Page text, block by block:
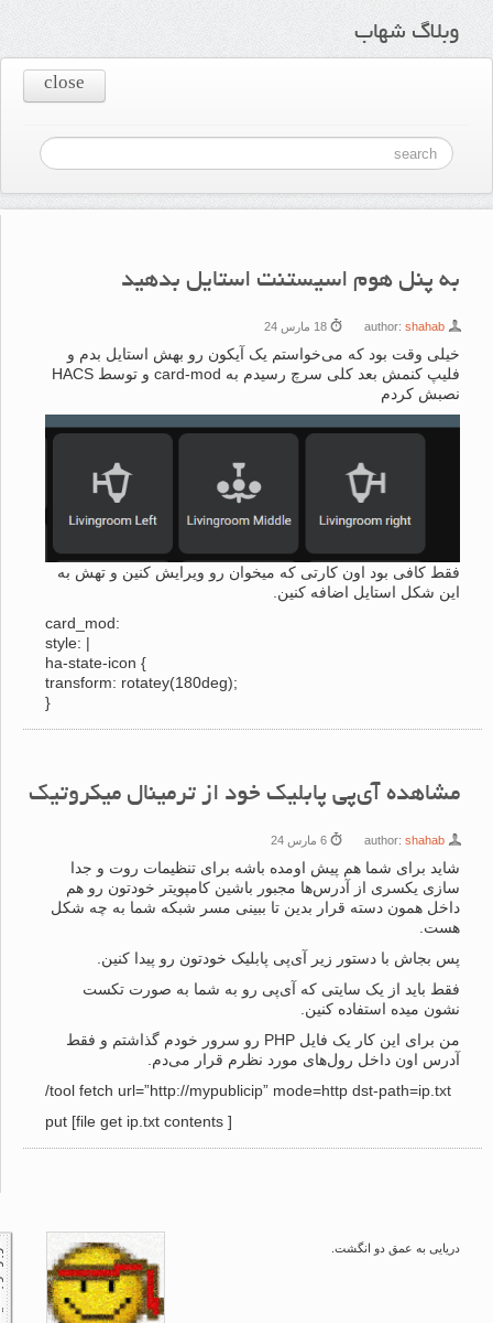
وبلاگ شهاب
close
به پنل هوم اسیستنت استایل بدهید
author:shahab
خیلی وقت بود که می‌خواستم یک آیکون رو بهش استایل بدم و
فلیپ کنمش بعد کلی سرچ رسیدم به card-mod و توسط HACS
نصبش کردم
فقط کافی بود اون کارتی که میخوان رو ویرایش کنین و تهش به
این شکل استایل اضافه کنین.
card_mod:
style: |
ha-state-icon {
transform: rotatey(180deg);
مشاهده آی‌پی پابلیک خود از ترمینال میکروتیک
author:shahab
شاید برای شما هم پیش اومده باشه برای تنظیمات روت و جدا
سازی یکسری از آدرس‌ها مجبور باشین کامپویتر خودتون رو هم
داخل همون دسته قرار بدین تا ببینی مسر شبکه شما به چه شکل
هست.
پس بجاش با دستور زیر آی‌پی پابلیک خودتون رو پیدا کنین.
فقط باید از یک سایتی که آی‌پی رو به شما به صورت تکست
نشون میده استفاده کنین.
من برای این کار یک فایل PHP رو سرور خودم گذاشتم و فقط
آدرس اون داخل رول‌های مورد نظرم قرار می‌دم.
/tool fetch url=”http://mypublicip” mode=http dst-path=ip.txt
put [file get ip.txt contents ]
دریایی به عمق دو انگشت.